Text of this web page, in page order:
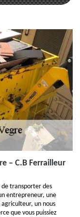
– C.B Ferrailleur
de transporter des
entrepreneur, une
un nous
que vous puissiez